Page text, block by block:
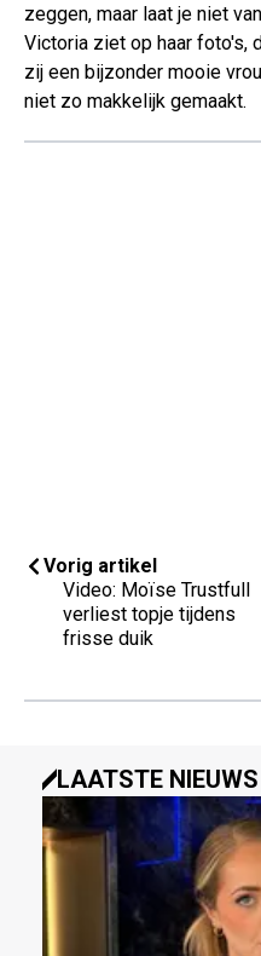
zeggen, maar laat je niet
Victoria ziet op haar foto's,
zij een bijzonder mooie
niet zo makkelijk gemaakt.
Vorig artikel
Video: Moïse Trustfull
verliest topje tijdens
frisse duik
LAATSTE NIEUWS